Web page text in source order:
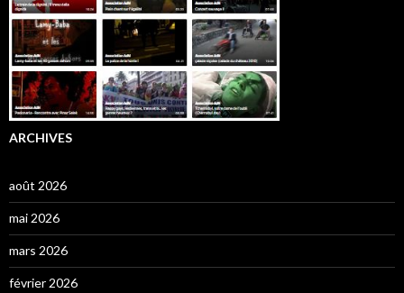
ARCHIVES
août 2026
mai 2026
mars 2026
février 2026